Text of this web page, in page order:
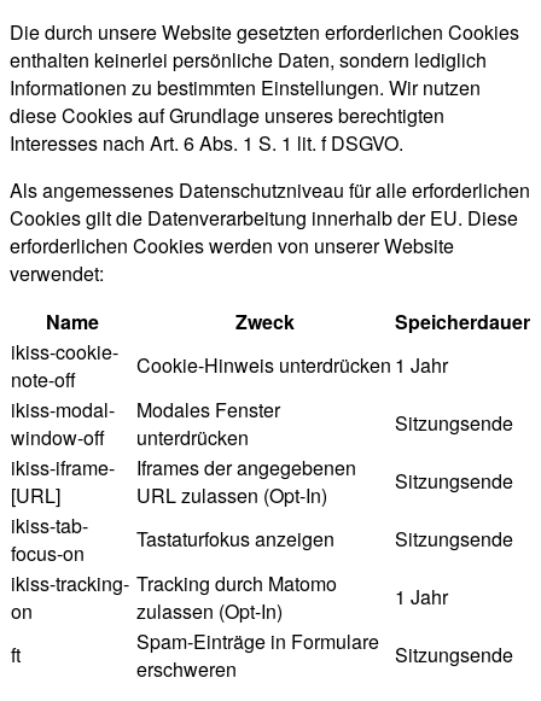
Die durch unsere Website gesetzten erforderlichen Cookies
enthalten keinerlei persönliche Daten, sondern lediglich
Informationen zu bestimmten Einstellungen. Wir nutzen
diese Cookies auf Grundlage unseres berechtigten
Interesses nach Art. 6 Abs. 1 S. 1 lit. f DSGVO.
Als angemessenes Datenschutzniveau für alle erforderlichen
Cookies gilt die Datenverarbeitung innerhalb der EU. Diese
erforderlichen Cookies werden von unserer Website
verwendet:
Name
Zweck
Speicherdauer
ikiss-cookie-
note-off
Cookie-Hinweis unterdrücken 1 Jahr
ikiss-modal-
window-off
Modales Fenster
unterdrücken
Sitzungsende
ikiss-iframe-
[URL]
Iframes der angegebenen
URL zulassen (Opt-In)
Sitzungsende
ikiss-tab-
focus-on
Tastaturfokus anzeigen
Sitzungsende
ikiss-tracking-
on
Tracking durch Matomo
zulassen (Opt-In)
1 Jahr
ft
Spam-Einträge in Formulare
erschweren
Sitzungsende